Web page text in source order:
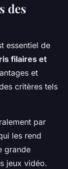
des
essentiel de
filaires et
et
critères tels
par
les rend
grande
jeux vidéo.